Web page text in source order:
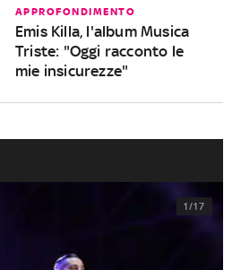
APPROFONDIMENTO
Emis Killa, l'album Musica
Triste: "Oggi racconto le
mie insicurezze"
1/17